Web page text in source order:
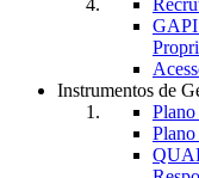
GAPI
Instrumentos de